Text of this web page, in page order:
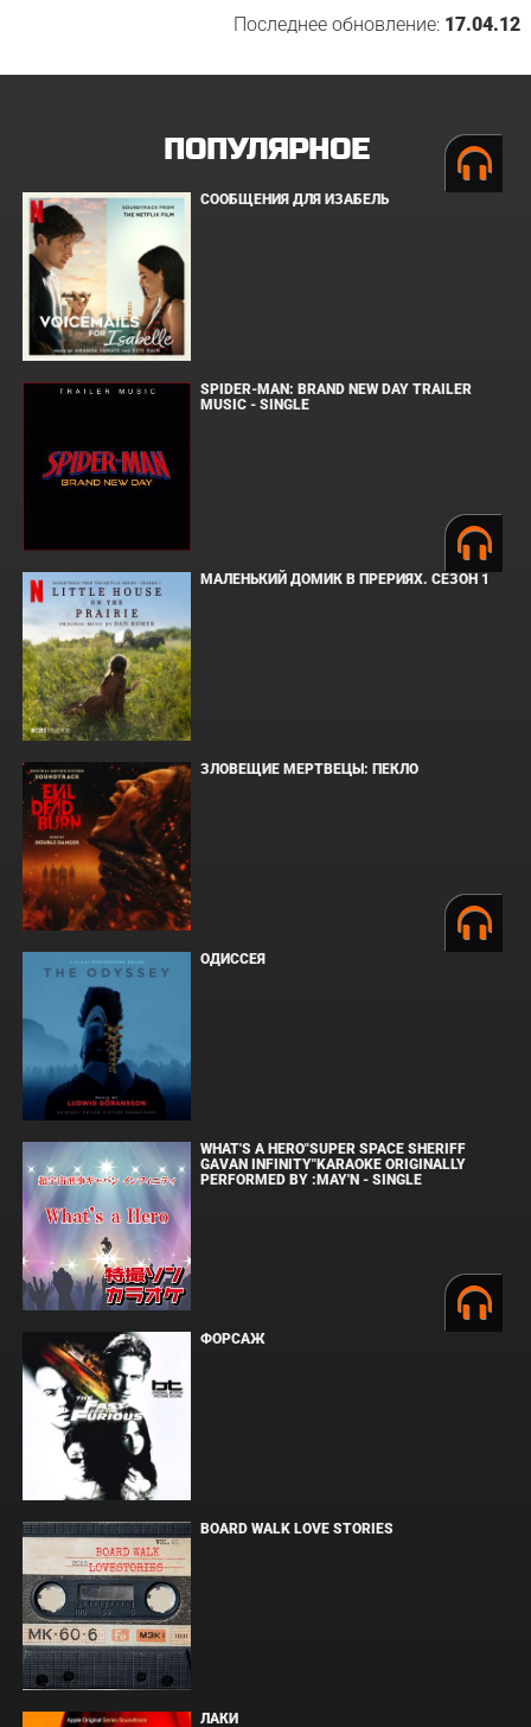
Последнее обновление: 17.04.12
ПОПУЛЯРНОЕ
СООБЩЕНИЯ ДЛЯ ИЗАБЕЛЬ
SPIDER-MAN: BRAND NEW DAY TRAILER
MUSIC - SINGLE
МАЛЕНЬКИЙ ДОМИК В ПРЕРИЯХ. СЕЗОН 1
ЗЛОВЕЩИЕ МЕРТВЕЦЫ: ПЕКЛО
ОДИССЕЯ
WHAT'S A HERO"SUPER SPACE SHERIFF
GAVAN INFINITY"KARAOKE ORIGINALLY
PERFORMED BY :MAY'N - SINGLE
ФОРСАЖ
BOARD WALK LOVE STORIES
ЛАКИ